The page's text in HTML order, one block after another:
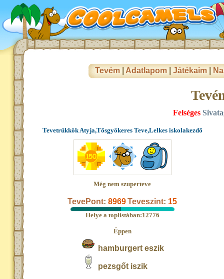
Tevém Adatlapom |Játékaim
Felséges
Tevetrükkök Atyja,Tősgyökeres Teve,Lelkes iskolakezdő
Még nem szuperteve
TevePont:8969 Teveszint: 15
Helye a toplistában:12776
Éppen
hamburgert eszik
pezsgőt iszik